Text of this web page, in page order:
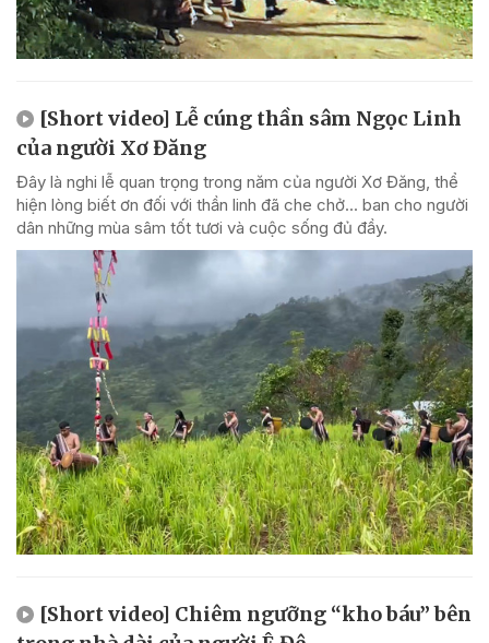
[Short video] Lễ cúng thần sâm Ngọc Linh
của người Xơ Đăng
Đây là nghi lễ quan trọng trong năm của người Xơ Đăng, thể
hiện lòng biết ơn đối với thần linh đã che chở... ban cho người
dân những mùa sâm tốt tươi và cuộc sống đủ đầy.
[Short video] Chiêm ngưỡng “kho báu” bên